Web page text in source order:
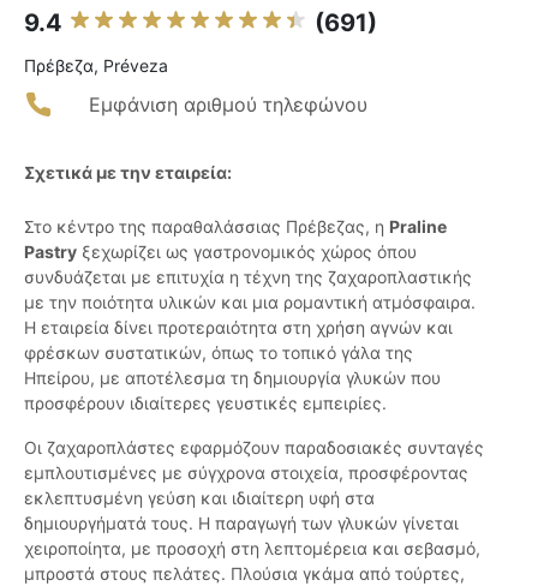
9.4 (691)
Πρέβεζα, Préveza
Εμφάνιση αριθμού τηλεφώνου
Σχετικά με την εταιρεία:
Στο κέντρο της παραθαλάσσιας Πρέβεζας, η Praline
Pastry ξεχωρίζει ως γαστρονομικός χώρος όπου
συνδυάζεται με επιτυχία η τέχνη της ζαχαροπλαστικής
με την ποιότητα υλικών και μια ρομαντική ατμόσφαιρα.
Η εταιρεία δίνει προτεραιότητα στη χρήση αγνών και
φρέσκων συστατικών, όπως το τοπικό γάλα της
Ηπείρου, με αποτέλεσμα τη δημιουργία γλυκών που
προσφέρουν ιδιαίτερες γευστικές εμπειρίες.
Οι ζαχαροπλάστες εφαρμόζουν παραδοσιακές συνταγές
εμπλουτισμένες με σύγχρονα στοιχεία, προσφέροντας
εκλεπτυσμένη γεύση και ιδιαίτερη υφή στα
δημιουργήματά τους. Η παραγωγή των γλυκών γίνεται
χειροποίητα, με προσοχή στη λεπτομέρεια και σεβασμό,
μπροστά στους πελάτες. Πλούσια γκάμα από τούρτες,